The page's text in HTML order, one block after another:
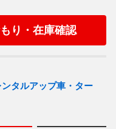
り・在庫確認
タルアップ車・ター